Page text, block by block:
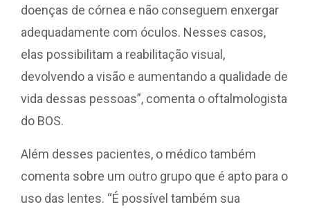
doenças de córnea e não conseguem enxergar
adequadamente com óculos. Nesses casos,
elas possibilitam a reabilitação visual,
devolvendo a visão e aumentando a qualidade de
vida dessas pessoas”, comenta o oftalmologista
do BOS.
Além desses pacientes, o médico também
comenta sobre um outro grupo que é apto para o
uso das lentes. “É possível também sua